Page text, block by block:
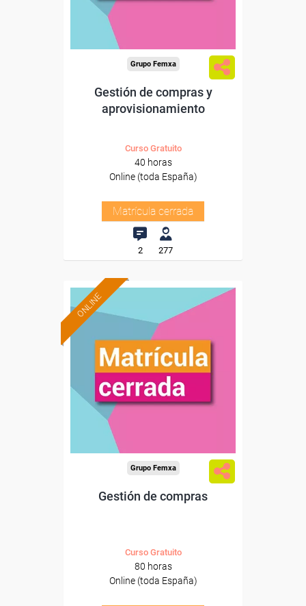
Grupo Femxa
Gestión de compras y
aprovisionamiento
Curso Gratuito
40 horas
Online (toda España)
Matrícula cerrada
2 277
ONLINE
Grupo Femxa
Gestión de compras
Curso Gratuito
80 horas
Online (toda España)